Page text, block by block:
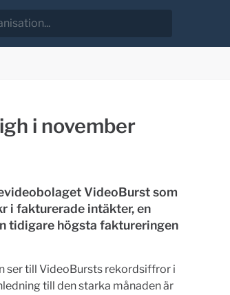
i november
VideoBurst som
i fakturerade intäkter, en
tidigare högsta faktureringen
ser till VideoBursts rekordsiffror i
till den starka månaden är